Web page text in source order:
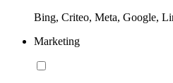
Bing, Criteo, Meta, Google,
Marketing